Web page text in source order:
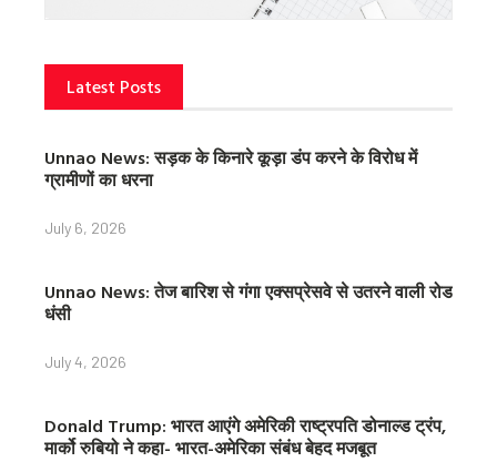
Latest Posts
Unnao News: सड़क के किनारे कूड़ा डंप करने के विरोध में
ग्रामीणों का धरना
July 6, 2026
Unnao News: तेज बारिश से गंगा एक्सप्रेसवे से उतरने वाली रोड
धंसी
July 4, 2026
Donald Trump: भारत आएंगे अमेरिकी राष्ट्रपति डोनाल्ड ट्रंप,
मार्को रुबियो ने कहा- भारत-अमेरिका संबंध बेहद मजबूत